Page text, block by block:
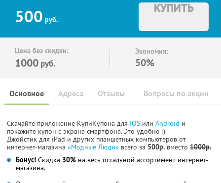
500 руб.
КУПИТЬ
Цена без скидки:
1000 руб.
Экономия:
50%
Основное Отзывы Вопросы по акции
Адреса
Скачайте приложение КупиКупона для IOS или Android и
покажите купон с экрана смартфона. Это удобно :)
Джойстик для iPad и других планшетных компьютеров от
интернет-магазина «Модные Люди» всего за 500р. вместо 1000р.
Бонус! Скидка 30% на весь остальной ассортимент интернет-
магазина.